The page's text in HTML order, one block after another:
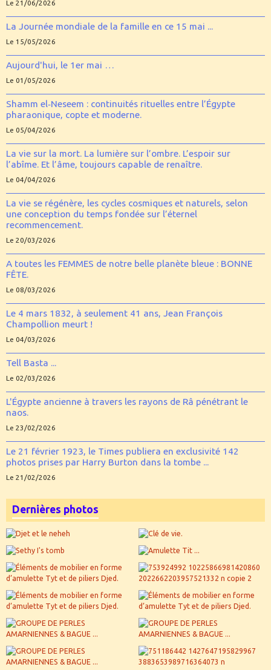
Le 21/06/2026
La Journée mondiale de la famille en ce 15 mai ...
Le 15/05/2026
Aujourd'hui, le 1er mai …
Le 01/05/2026
Shamm el‑Neseem : continuités rituelles entre l’Égypte
pharaonique, copte et moderne.
Le 05/04/2026
La vie sur la mort. La lumière sur l’ombre. L’espoir sur
l’abîme. Et l’âme, toujours capable de renaître.
Le 04/04/2026
La vie se régénère, les cycles cosmiques et naturels, selon
une conception du temps fondée sur l’éternel
recommencement.
Le 20/03/2026
A toutes les FEMMES de notre belle planète bleue : BONNE
FÊTE.
Le 08/03/2026
Le 4 mars 1832, à seulement 41 ans, Jean François
Champollion meurt !
Le 04/03/2026
Tell Basta ...
Le 02/03/2026
L'Égypte ancienne à travers les rayons de Râ pénétrant le
naos.
Le 23/02/2026
Le 21 février 1923, le Times publiera en exclusivité 142
photos prises par Harry Burton dans la tombe ...
Le 21/02/2026
Dernières photos